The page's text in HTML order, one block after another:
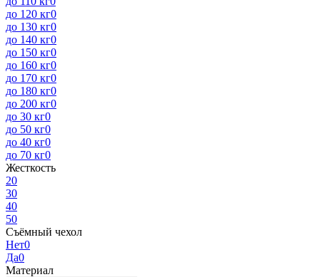
до 120 кг0
до 130 кг0
до 140 кг0
до 150 кг0
до 160 кг0
до 170 кг0
до 180 кг0
до 200 кг0
до 30 кг0
до 50 кг0
до 40 кг0
до 70 кг0
Жесткость
20
30
40
50
Съёмный чехол
Нет0
Да0
Материал